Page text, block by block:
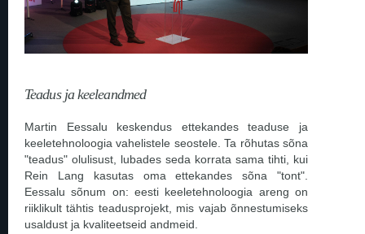
Teadus ja keeleandmed
Martin Eessalu keskendus ettekandes teaduse ja
keeletehnoloogia vahelistele seostele. Ta rõhutas sõna
"teadus" olulisust, lubades seda korrata sama tihti, kui
Rein Lang kasutas oma ettekandes sõna "tont".
Eessalu sõnum on: eesti keeletehnoloogia areng on
riiklikult tähtis teadusprojekt, mis vajab õnnestumiseks
usaldust ja kvaliteetseid andmeid.